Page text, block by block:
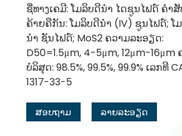
ຊື່ທາງເຄມີ: ໂມລິບດີນຳ ໄດຊູນໄຟດ໌ ຄຳ
ຄ້າຍຄືກັນ: ໂມລິບດີນຳ (IV) ຊູນໄຟດ໌; ໂ
ນຳ ຊັນໄຟດ໌; MoS2 ຄວາມລະອຽດ:
D50=1.5μm, 4-5μm, 12μm-16μm
ບໍລິສຸດ: 98.5%, 99.5%, 99.9% ເລກທີ
1317-33-5
ສອບຖາມ ລາຍລະອຽດ